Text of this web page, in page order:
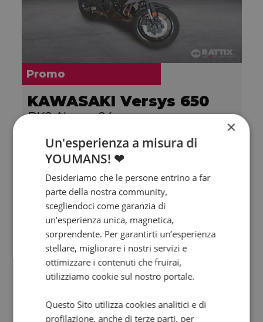
Promo
KAWASAKI Versys 650
BK2 Abs my24
5.950
×
Un'esperienza a misura di
YOUMANS! ❤
Desideriamo che le persone entrino a far
parte della nostra community,
scegliendoci come garanzia di
un’esperienza unica, magnetica,
sorprendente. Per garantirti un’esperienza
stellare, migliorare i nostri servizi e
ottimizzare i contenuti che fruirai,
utilizziamo cookie sul nostro portale.
Questo Sito utilizza cookies analitici e di
profilazione, anche di terze parti, per